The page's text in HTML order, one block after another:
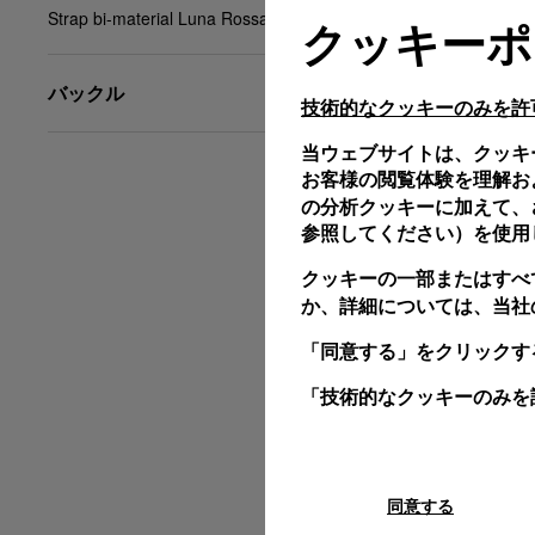
Strap bi-material Luna Rossa blue, XL, 24/22, BA
バックル
クッキー
技術的なクッキーのみを許
当ウェブサイトは、クッ
お客様の閲覧体験を理解
の分析クッキーに加えて
参照してください）を使
クッキーの一部またはす
か、詳細については、当社
「同意する」をクリック
「技術的なクッキーのみ
同意する